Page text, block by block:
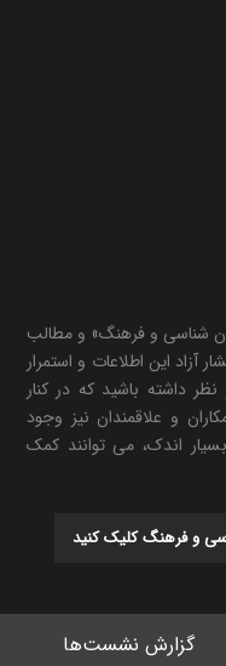
شناسی و فرهنگ» و مطالب
این اطلاعات و استمرار
داشته باشید که در کنار
و علاقمندان نیز وجود
اندک، می توانند کمک
و فرهنگ کلیک کنید
گزارش نشست‌ها